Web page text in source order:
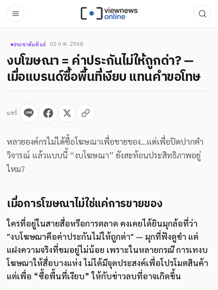
ประชาสัมพันธ์ 02 ก.ค. 2568
งบโฆษณา = ค่าประกันไม่ให้ถูกด่า? —
เมื่อแบรนด์ซื้อพื้นที่เงียบ แทนคำขอโทษ
แชร์
หลายองค์กรไม่ได้ซื้อโฆษณาเพื่อขายของ…แต่เพื่อปิดปากคำ
วิจารณ์ แล้วแบบนี้ “งบโฆษณา” ยังสะท้อนประสิทธิภาพอยู่
ไหม?
เมื่อการโฆษณาไม่ใช่แค่การขายของ
ใครที่อยู่ในสายสื่อหรือการตลาด คงเคยได้ยินมุกล้อที่ว่า
"งบโฆษณาคือค่าประกันไม่ให้ถูกด่า" — มุกที่ฟังดูขำ แต่
แฝงความจริงที่ขมอยู่ไม่น้อย เพราะในหลายกรณี การเทงบ
โฆษณาให้สื่อบางแห่ง ไม่ได้มีจุดประสงค์เพื่อโปรโมตสินค้า
แต่เพื่อ “ซื้อพื้นที่เงียบ” ให้กับข่าวลบที่อาจเกิดขึ้น